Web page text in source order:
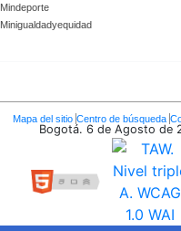
Mindeporte
Minigualdadyequidad
Mapa del sitio Centro de búsqueda
Bogotá. 6 de Agosto de